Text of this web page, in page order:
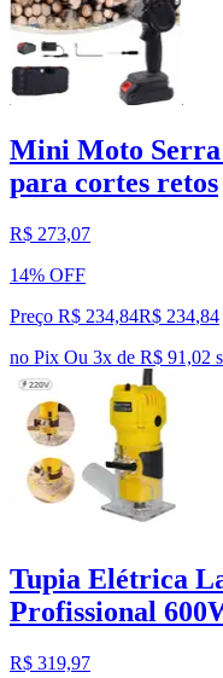
Mini Moto
para cortes retos
R$ 273,07
14% OFF
Preço R$ 234,84R$ 234,84
no Pix Ou 3x de R$ 91,02
Tupia Elétrica
Profissional
R$ 319,97